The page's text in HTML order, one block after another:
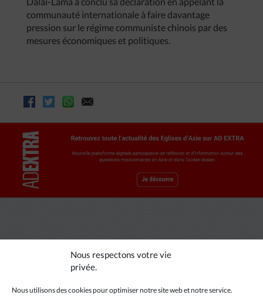
Nous respectons votre vie
privée.
Nous utilisons des cookies pour optimiser notre site web et notre service.
communauté internationale à faire davantage
pression sur le régime communiste chinois par des
mesures économiques et politiques.
A LIRE AUSSI